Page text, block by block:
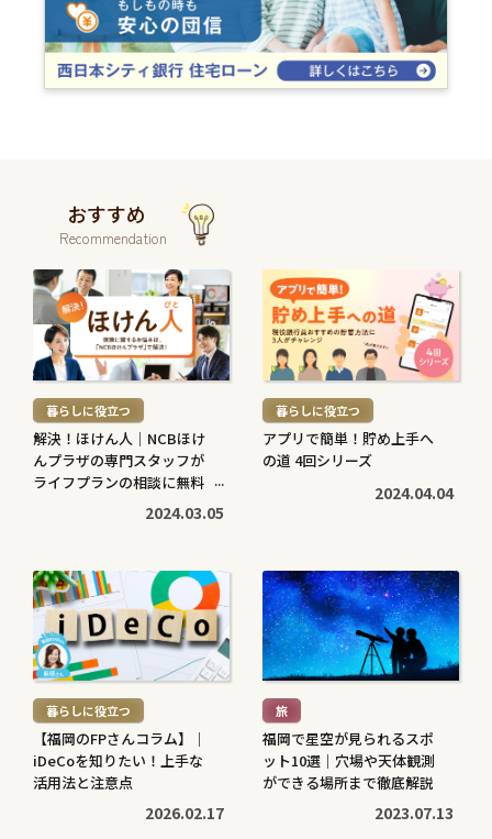
おすすめ
Recommendation
続
き
を
読
む
> 暮らしに役立つ
解決！ほけん人｜NCBほけ
んプラザの専門スタッフが
ライフプランの相談に無料
2024.03.05
続
き
を
読
む
> 暮らしに役立つ
アプリで簡単！貯め上手へ
の道 4回シリーズ
2024.04.04
続
き
を
読
む
> 暮らしに役立つ
【福岡のFPさんコラム】｜
iDeCoを知りたい！上手な
活用法と注意点
2026.02.17
続
き
を
読
む
> 旅
福岡で星空が見られるスポ
ット10選｜穴場や天体観測
ができる場所まで徹底解説
2023.07.13